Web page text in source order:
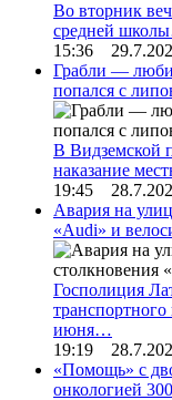
Во вторник
средней
15:36
Грабли —
попался с
В Видземской
наказание
19:45
Авария на
«Audi» и
Госполиция
июня…
19:19
«Помощь» с
онкологией